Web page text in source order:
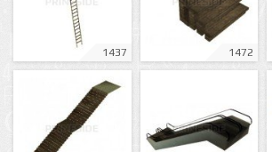
1437 1472